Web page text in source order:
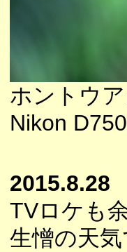
ホントウ
Nikon
2015.8.28
TVロケも
生憎の天